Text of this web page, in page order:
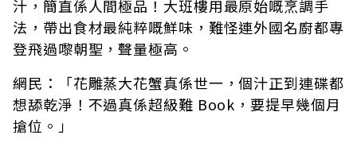
汁，簡直係人間極品！大班樓用最原始嘅烹調手
法，帶出食材最純粹嘅鮮味，難怪連外國名廚都專
登飛過嚟朝聖，聲量極高。
網民：「花雕蒸大花蟹真係世一，個汁正到連碟都
想舔乾淨！不過真係超級難 Book，要提早幾個月
搶位。」